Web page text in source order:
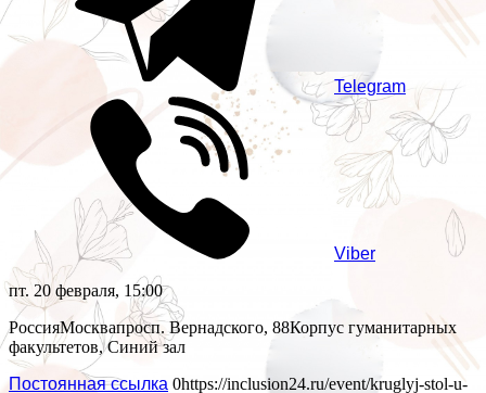
Telegram
Viber
пт. 20 февраля, 15:00
РоссияМосквапросп. Вернадского, 88Корпус гуманитарных
факультетов, Синий зал
Постоянная ссылка 0https://inclusion24.ru/event/kruglyj-stol-u-